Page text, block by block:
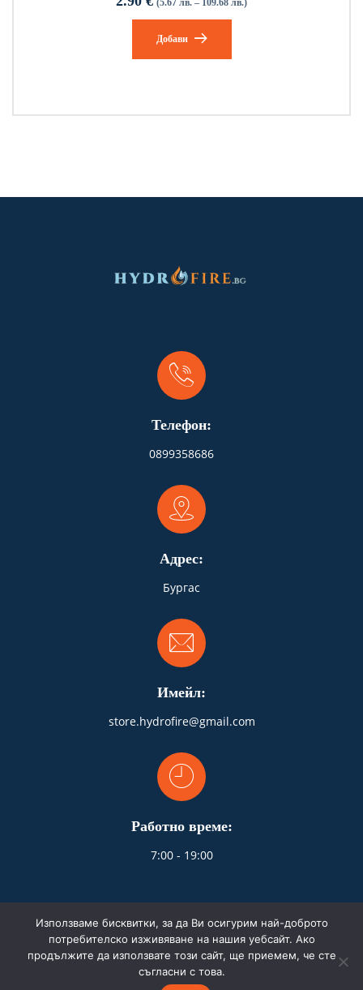
(5.67 лв. – 109.68 лв.)
Добави
Телефон:
0899358686
Адрес:
Бургас
Имейл:
store.hydrofire@gmail.com
Работно време:
7:00 - 19:00
© 2026 HydroFire.bg. Всички права запазени.
Използваме бисквитки, за да Ви осигурим най-доброто
потребителско изживяване на нашия уебсайт. Ако
продължите да използвате този сайт, ще приемем, че сте
съгласни с това.